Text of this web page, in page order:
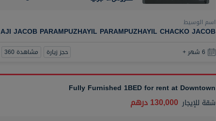
اسم الوسيط
AJI JACOB PARAMPUZHAYIL PARAMPUZHAYIL CHACKO JACOB
6 شهر + حجز زيارة مشاهدة 360
Fully Furnished 1BED for rent at Downtown
شقة للإيجار 130,000 درهم